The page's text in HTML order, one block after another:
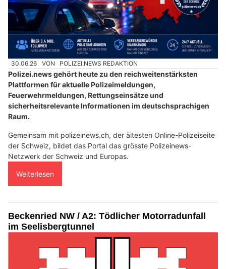
30.06.26 VON POLIZEI.NEWS REDAKTION
Polizei.news gehört heute zu den reichweitenstärksten
Plattformen für aktuelle Polizeimeldungen,
Feuerwehrmeldungen, Rettungseinsätze und
sicherheitsrelevante Informationen im deutschsprachigen
Raum.
Gemeinsam mit polizeinews.ch, der ältesten Online-Polizeiseite
der Schweiz, bildet das Portal das grösste Polizeinews-
Netzwerk der Schweiz und Europas.
Weiterlesen
Beckenried NW / A2: Tödlicher Motorradunfall
im Seelisbergtunnel